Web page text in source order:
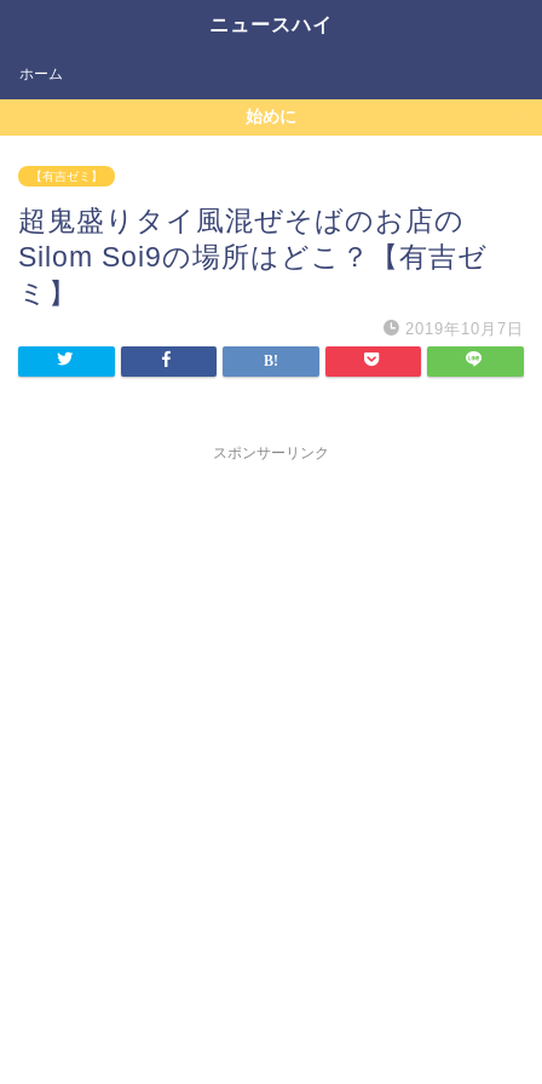
ニュースハイ
ホーム
始めに
【有吉ゼミ】
超鬼盛りタイ風混ぜそばのお店の
Silom Soi9の場所はどこ？【有吉ゼ
ミ】
2019年10月7日
スポンサーリンク